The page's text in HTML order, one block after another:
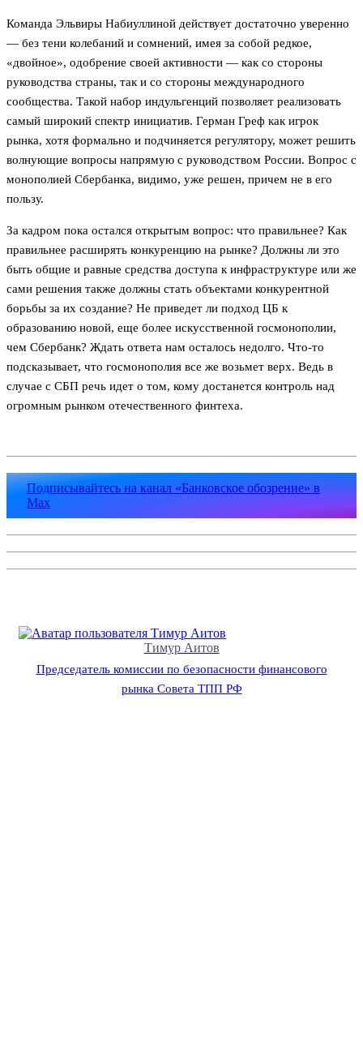
Команда Эльвиры Набиуллиной действует достаточно уверенно
— без тени колебаний и сомнений, имея за собой редкое,
«двойное», одобрение своей активности — как со стороны
руководства страны, так и со стороны международного
сообщества. Такой набор индульгенций позволяет реализовать
самый широкий спектр инициатив. Герман Греф как игрок
рынка, хотя формально и подчиняется регулятору, может решить
волнующие вопросы напрямую с руководством России. Вопрос с
монополией Сбербанка, видимо, уже решен, причем не в его
пользу.
За кадром пока остался открытым вопрос: что правильнее? Как
правильнее расширять конкуренцию на рынке? Должны ли это
быть общие и равные средства доступа к инфраструктуре или же
сами решения также должны стать объектами конкурентной
борьбы за их создание? Не приведет ли подход ЦБ к
образованию новой, еще более искусственной госмонополии,
чем Сбербанк? Ждать ответа нам осталось недолго. Что-то
подсказывает, что госмонополия все же возьмет верх. Ведь в
случае с СБП речь идет о том, кому достанется контроль над
огромным рынком отечественного финтеха.
Подписывайтесь на канал «Банковское обозрение» в
Max
Тимур Аитов
Председатель комиссии по безопасности финансового
рынка Совета ТПП РФ